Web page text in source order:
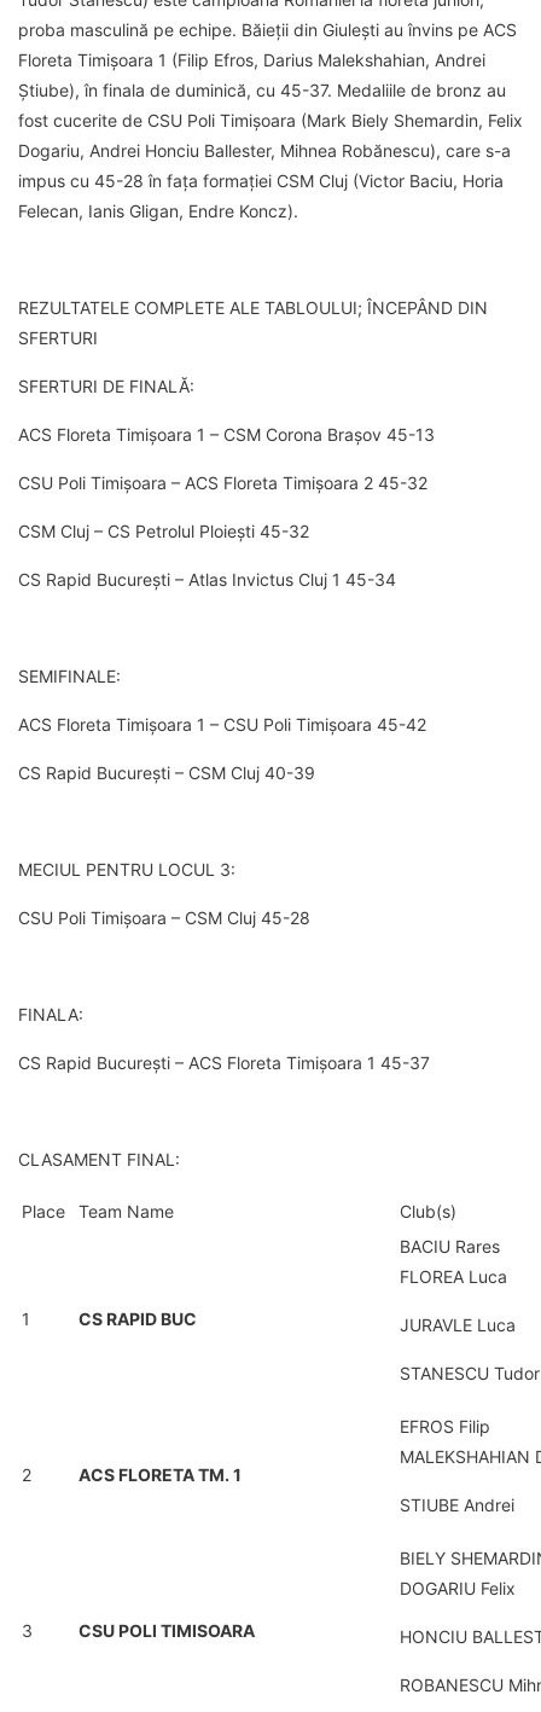
proba masculină pe echipe. Băieții din Giulești au învins pe ACS
Floreta Timișoara 1 (Filip Efros, Darius Malekshahian, Andrei
Știube), în finala de duminică, cu 45-37. Medaliile de bronz au
fost cucerite de CSU Poli Timișoara (Mark Biely Shemardin, Felix
Dogariu, Andrei Honciu Ballester, Mihnea Robănescu), care s-a
impus cu 45-28 în fața formației CSM Cluj (Victor Baciu, Horia
Felecan, Ianis Gligan, Endre Koncz).
REZULTATELE COMPLETE ALE TABLOULUI; ÎNCEPÂND DIN
SFERTURI
SFERTURI DE FINALĂ:
ACS Floreta Timișoara 1 – CSM Corona Brașov 45-13
CSU Poli Timișoara – ACS Floreta Timișoara 2 45-32
CSM Cluj – CS Petrolul Ploiești 45-32
CS Rapid București – Atlas Invictus Cluj 1 45-34
SEMIFINALE:
ACS Floreta Timișoara 1 – CSU Poli Timișoara 45-42
CS Rapid București – CSM Cluj 40-39
MECIUL PENTRU LOCUL 3:
CSU Poli Timișoara – CSM Cluj 45-28
FINALA:
CS Rapid București – ACS Floreta Timișoara 1 45-37
CLASAMENT FINAL:
Place Team Name Club(s)
1 CS RAPID BUC
BACIU Rares
FLOREA Luca
JURAVLE Luca
STANESCU Tudor
2 ACS FLORETA TM. 1
EFROS Filip
MALEKSHAHIAN
STIUBE Andrei
3 CSU POLI TIMISOARA
BIELY
DOGARIU Felix
HONCIU
ROBANESCU